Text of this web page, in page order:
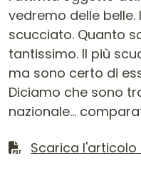
Scarica il file
Scarica l'articolo